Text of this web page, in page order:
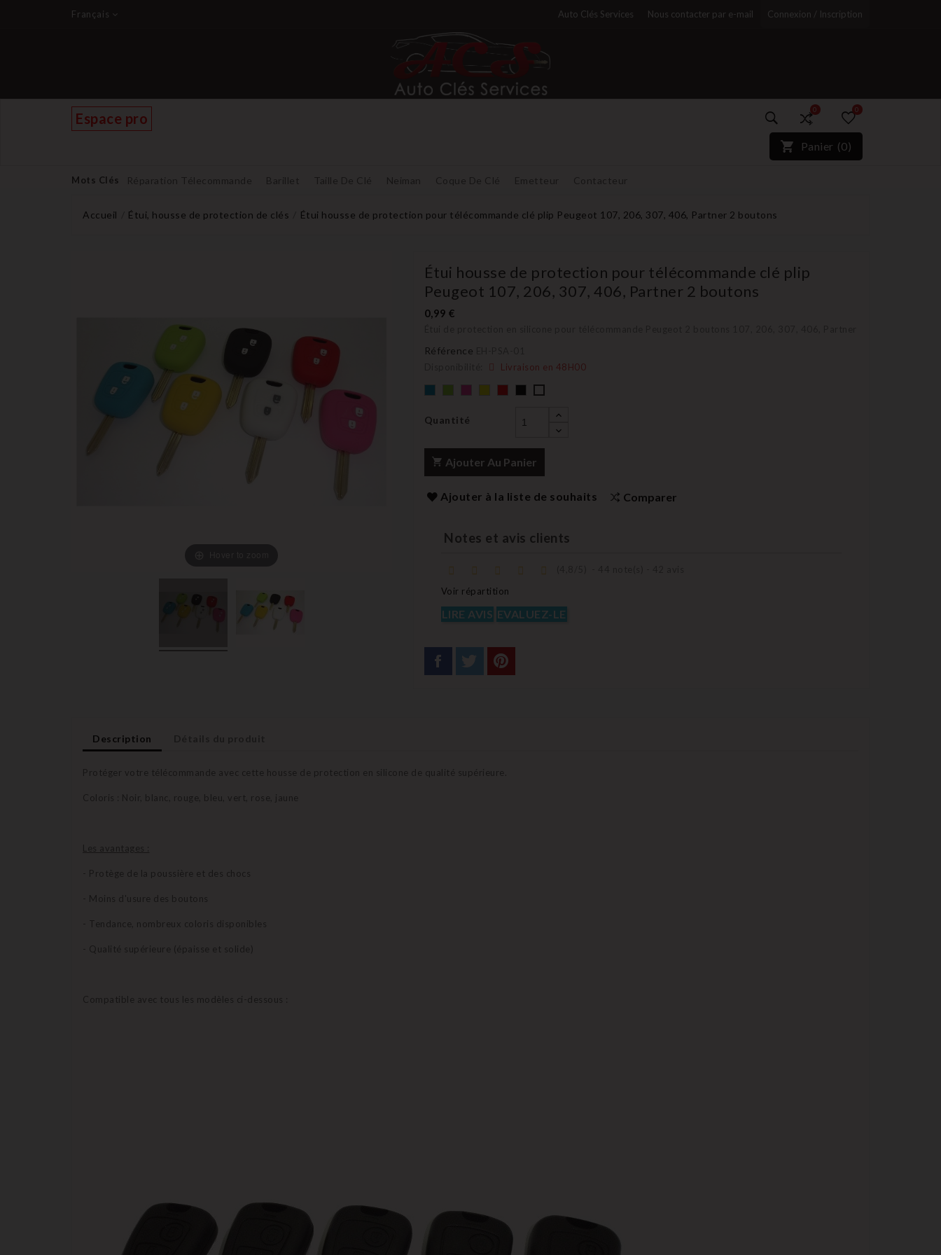
Français Auto Clés Services Nous contacter par e-mail Connexion / Inscription
Espace pro
0
)*}
0
Panier (0)
Mots Clés Réparation Télecommande Barillet Taille De Clé Neiman Coque De Clé Emetteur Contacteur
Accueil Étui, housse de protection de clés Étui housse de protection pour télécommande clé plip Peugeot 107, 206, 307, 406, Partner 2 boutons
Étui housse de protection pour télécommande clé plip
Peugeot 107, 206, 307, 406, Partner 2 boutons
0,99 €
Référence
Livraison en 48H00
Noir
Quantité
Ajouter Au Panier
Ajouter à la liste de souhaits Comparer
Notes et avis clients
Voir répartition
LIRE AVIS EVALUEZ-LE
Description
Protéger votre télécommande avec cette housse de protection en silicone de qualité supérieure.
Coloris : Noir, blanc, rouge, bleu, vert, rose, jaune
Les avantages :
- Protège de la poussière et des chocs
- Moins d'usure des boutons
- Tendance, nombreux coloris disponibles
- Qualité supérieure (épaisse et solide)
Compatible avec tous les modèles ci-dessous :